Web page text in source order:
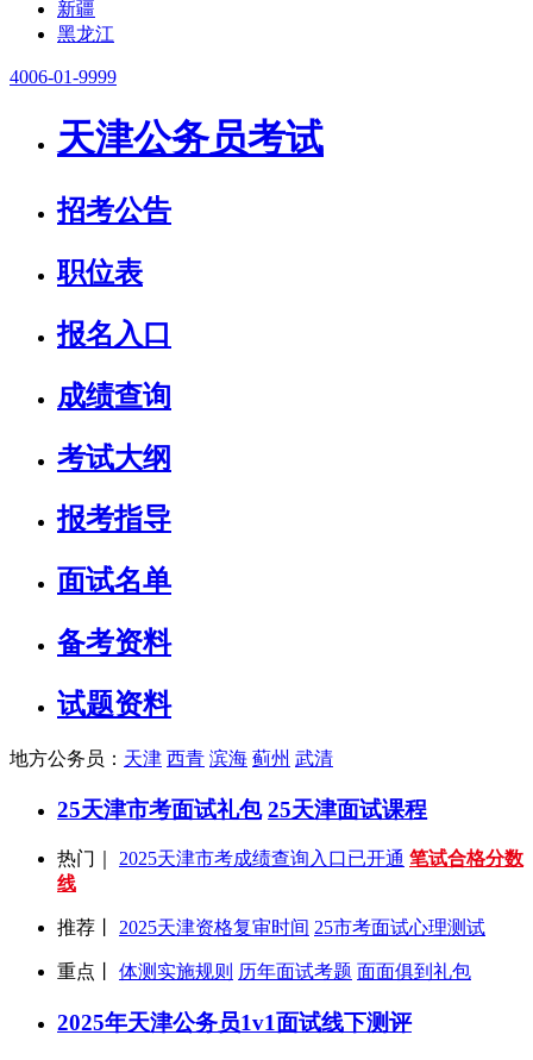
新疆
黑龙江
4006-01-9999
天津公务员考试
招考公告
职位表
报名入口
成绩查询
考试大纲
报考指导
面试名单
备考资料
试题资料
地方公务员： 天津 西青 滨海 蓟州 武清
25天津市考面试礼包 25天津面试课程
热门｜ 2025天津市考成绩查询入口已开通 笔试合格分数
线
推荐丨 2025天津资格复审时间 25市考面试心理测试
重点丨 体测实施规则 历年面试考题 面面俱到礼包
2025年天津公务员1v1面试线下测评